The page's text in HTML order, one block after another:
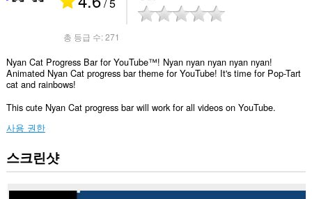
총 등급 수:271
Nyan Cat Progress Bar for YouTube™! Nyan nyan nyan nyan nyan!
Animated Nyan Cat progress bar theme for YouTube! It's time for Pop-Tart
cat and rainbows!
This cute Nyan Cat progress bar will work for all videos on YouTube.
사용 권한
이
확
기
스크린샷